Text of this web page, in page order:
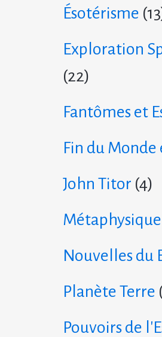
Ésotérisme
Exploration
(22)
Fantômes et
Fin du Monde
John Titor (4)
Métaphysique
Nouvelles du
Planète Terre
Pouvoirs de